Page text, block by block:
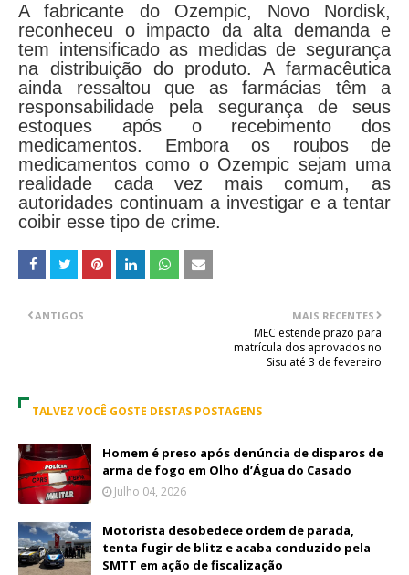
A fabricante do Ozempic, Novo Nordisk,
reconheceu o impacto da alta demanda e
tem intensificado as medidas de segurança
na distribuição do produto. A farmacêutica
ainda ressaltou que as farmácias têm a
responsabilidade pela segurança de seus
estoques após o recebimento dos
medicamentos. Embora os roubos de
medicamentos como o Ozempic sejam uma
realidade cada vez mais comum, as
autoridades continuam a investigar e a tentar
coibir esse tipo de crime.
MAIS RECENTES
MEC estende prazo para
matrícula dos aprovados no
Sisu até 3 de fevereiro
ANTIGOS
TALVEZ VOCÊ GOSTE DESTAS POSTAGENS
Homem é preso após denúncia de disparos de
arma de fogo em Olho d’Água do Casado
Julho 04, 2026
Motorista desobedece ordem de parada,
tenta fugir de blitz e acaba conduzido pela
SMTT em ação de fiscalização